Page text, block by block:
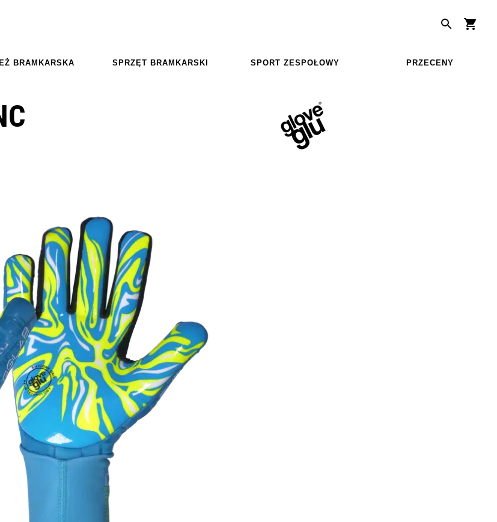
BRAMKARSKA SPRZĘT BRAMKARSKI SPORT ZESPOŁOWY PRZECENY